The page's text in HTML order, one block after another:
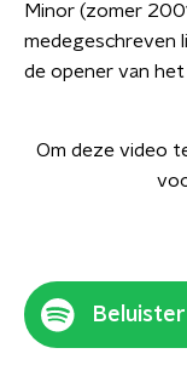
Minor (zomer
medegeschreven
de opener van
Om deze video